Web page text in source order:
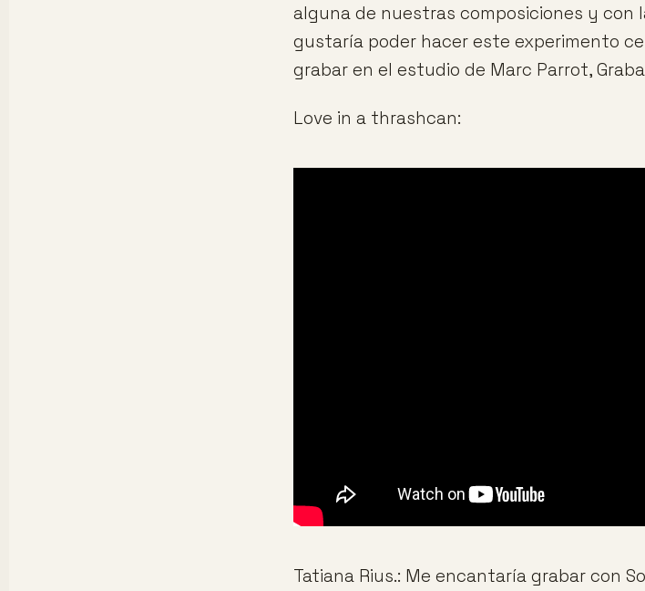
alguna de nuestras composiciones y con
gustaría poder hacer este experimento
grabar en el estudio de Marc Parrot,
Love in a thrashcan:
Tatiana Rius.: Me encantaría grabar con